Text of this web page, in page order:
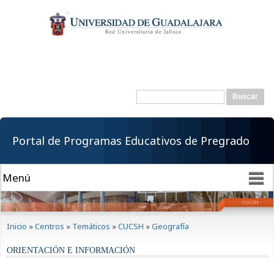
contenido
principal
Formulario de
Buscar
Portal de Programas Educativos de Pregrado
Inicio »Centros » Temáticos »CUCSH »Geografía
ORIENTACIÓN E INFORMACIÓN